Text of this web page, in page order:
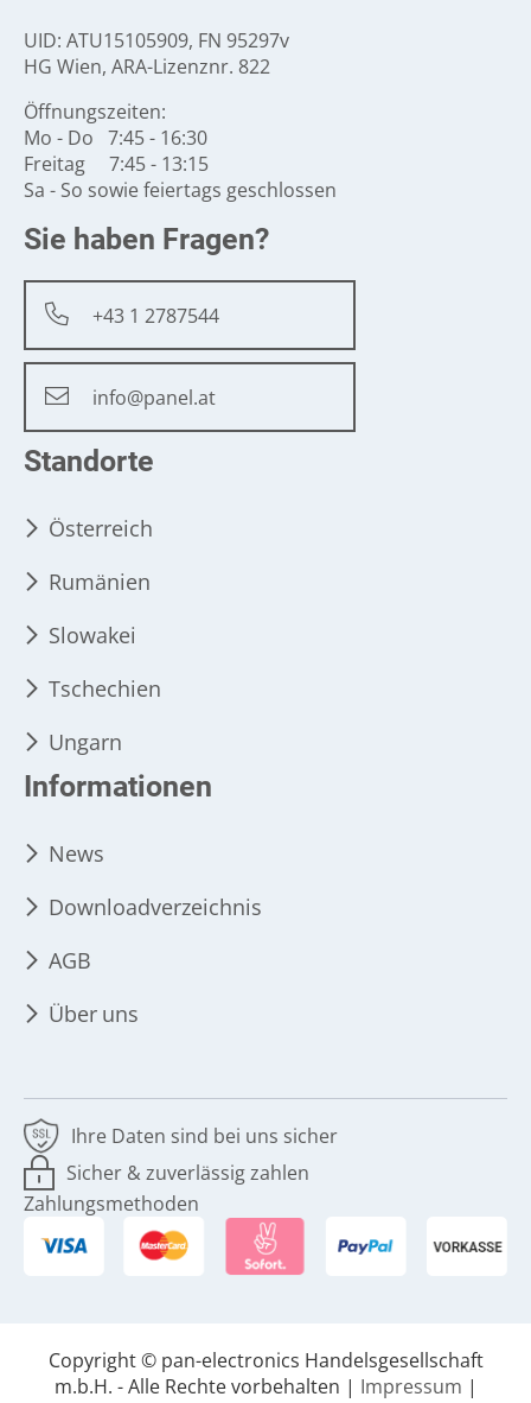
UID: ATU15105909, FN 95297v
HG Wien, ARA-Lizenznr. 822
Öffnungszeiten:
Mo - Do 7:45 - 16:30
Freitag 7:45 - 13:15
Sa - So sowie feiertags geschlossen
Sie haben Fragen?
+43 1 2787544
info@panel.at
Standorte
Österreich
Rumänien
Slowakei
Tschechien
Ungarn
Informationen
News
Downloadverzeichnis
AGB
Über uns
Ihre Daten sind bei uns sicher
Sicher & zuverlässig zahlen
Zahlungsmethoden
Copyright © pan-electronics Handelsgesellschaft
m.b.H. - Alle Rechte vorbehalten |
Impressum